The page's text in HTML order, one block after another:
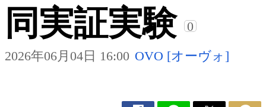
同実証実験
0
2026年06月04日 16:00 OVO [オーヴォ]